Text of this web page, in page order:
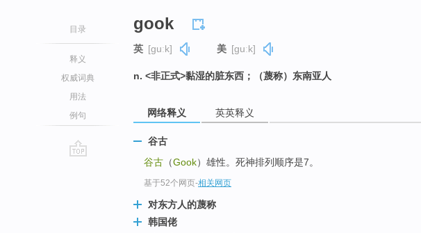
目录
释义
权威词典
用法
例句
gook
英 [ɡuːk] 美 [ɡuːk]
n. <非正式>黏湿的脏东西；（蔑称）东南亚人
网络释义 英英释义
谷古
谷古 （Gook）雄性。死神排列顺序是7。
基于52个网页-相关网页
对东方人的蔑称
韩国佬